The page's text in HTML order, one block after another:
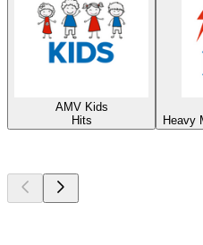
AMV Kids
Hits
Heavy